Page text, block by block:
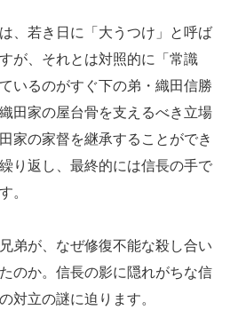
、若き日に「大うつけ」と呼ば
が、それとは対照的に「常識
いるのがすぐ下の弟・織田信勝
田家の屋台骨を支えるべき立場
家の家督を継承することができ
り返し、最終的には信長の手で
。
弟が、なぜ修復不能な殺し合い
のか。信長の影に隠れがちな信
対立の謎に迫ります。